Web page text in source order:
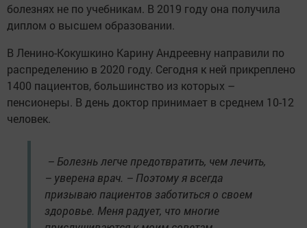
болезнях не по учебникам. В 2019 году она получила
диплом о высшем образовании.
В Ленино-Кокушкино Карину Андреевну направили по
распределению в 2020 году. Сегодня к ней прикреплено
1400 пациентов, большинство из которых –
пенсионеры. В день доктор принимает в среднем 10-12
человек.
– Болезнь легче предотвратить, чем лечить,
– уверена врач. – Поэтому я всегда
призываю пациентов заботиться о своем
здоровье. Меня радует, что многие